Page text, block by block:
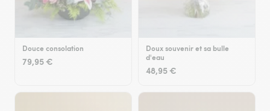
Douce consolation
79,95 €
Doux souvenir et sa bulle
d'eau
48,95 €